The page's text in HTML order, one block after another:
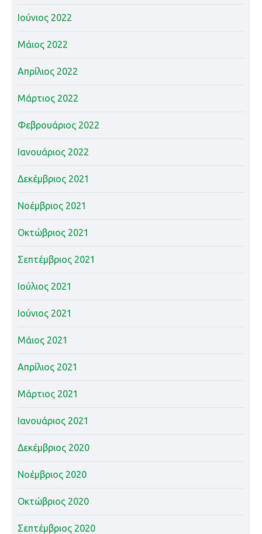
Ιούνιος 2022
Μάιος 2022
Απρίλιος 2022
Μάρτιος 2022
Φεβρουάριος 2022
Ιανουάριος 2022
Δεκέμβριος 2021
Νοέμβριος 2021
Οκτώβριος 2021
Σεπτέμβριος 2021
Ιούλιος 2021
Ιούνιος 2021
Μάιος 2021
Απρίλιος 2021
Μάρτιος 2021
Ιανουάριος 2021
Δεκέμβριος 2020
Νοέμβριος 2020
Οκτώβριος 2020
Σεπτέμβριος 2020